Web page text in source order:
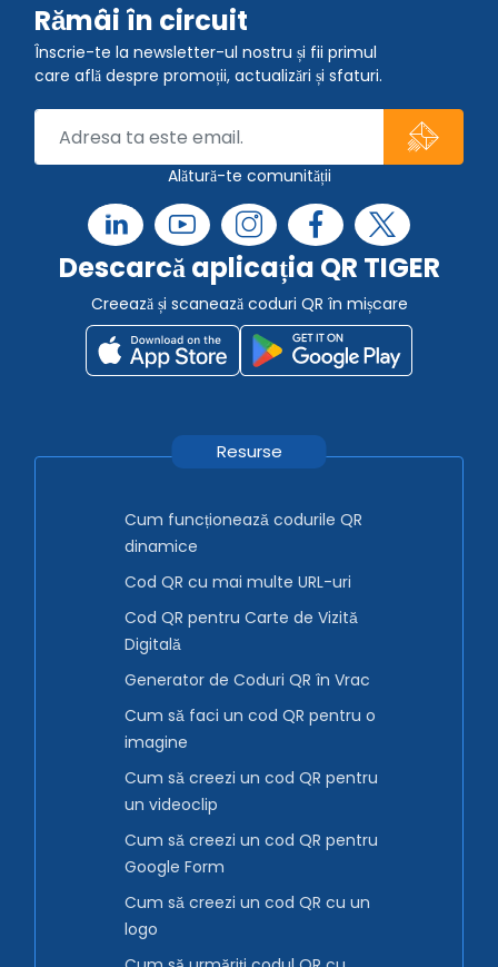
Rămâi în circuit
Înscrie-te la newsletter-ul nostru și fii primul
care află despre promoții, actualizări și sfaturi.
Alătură-te comunității
Descarcă aplicația QR TIGER
Creează și scanează coduri QR în mișcare
Resurse
Cum funcționează codurile QR
dinamice
Cod QR cu mai multe URL-uri
Cod QR pentru Carte de Vizită
Digitală
Generator de Coduri QR în Vrac
Cum să faci un cod QR pentru o
imagine
Cum să creezi un cod QR pentru
un videoclip
Cum să creezi un cod QR pentru
Google Form
Cum să creezi un cod QR cu un
logo